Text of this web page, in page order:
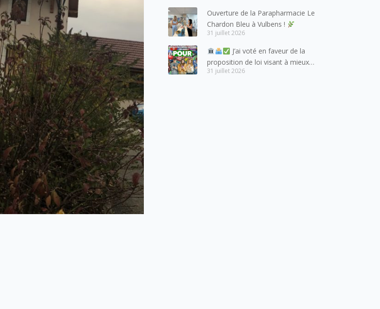
lesquels la Haute-Savoie
entretient des liens étroits et
quotidiens.
Ouverture de la Parapharmacie Le
Chardon Bleu à Vulbens !
31 juillet 2026
J’ai voté en faveur de la
proposition de loi visant à mieux
protéger les mineurs des risques
31 juillet 2026